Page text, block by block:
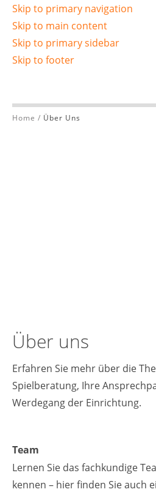
Skip to primary navigation
Skip to main content
Skip to primary sidebar
Skip to footer
Home / Über Uns
Über uns
Erfahren Sie mehr über die
Spielberatung, Ihre
Werdegang der Einrichtung.
Team
Lernen Sie das fachkundige
kennen – hier finden Sie auch